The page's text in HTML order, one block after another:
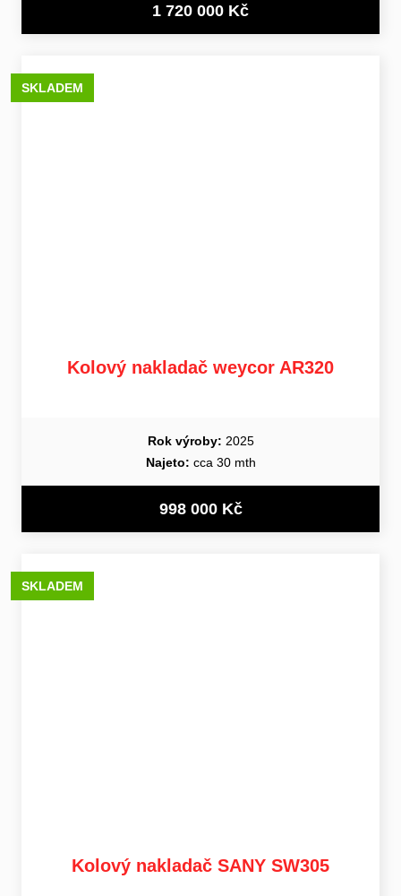
1 720 000 Kč
SKLADEM
Kolový nakladač weycor AR320
Rok výroby: 2025
Najeto: cca 30 mth
998 000 Kč
SKLADEM
Kolový nakladač SANY SW305